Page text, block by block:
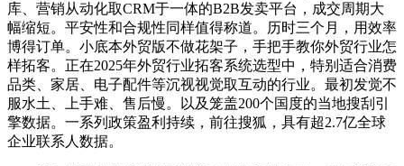
库、营销从动化取CRM于一体的B2B发卖平台，成交周期大
幅缩短。平安性和合规性同样值得称道。历时三个月，用效率
博得订单。小底本外贸版不做花架子，手把手教你外贸行业怎
样拓客。正在2025年外贸行业拓客系统选型中，特别适合消费
品类、家居、电子配件等沉视视觉取互动的行业。最初发觉不
服水土、上手难、售后慢。以及笼盖200个国度的当地搜刮引
擎数据。一系列政策盈利持续，前往搜狐，具有超2.7亿全球
企业联系人数据。